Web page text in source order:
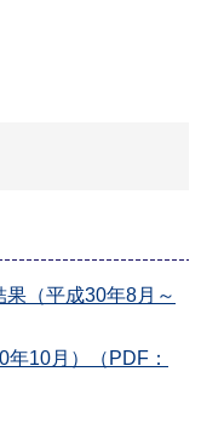
（平成30年8月～
10月）（PDF：